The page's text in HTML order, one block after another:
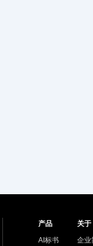
产品
AI标书
关于
企业